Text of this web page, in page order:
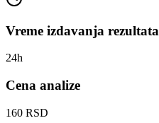
Vreme izdavanja rezultata
24h
Cena analize
160 RSD